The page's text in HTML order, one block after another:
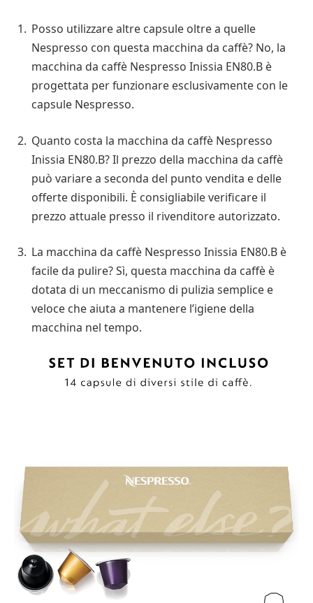
Posso utilizzare altre capsule oltre a quelle
Nespresso con questa macchina da caffè? No, la
macchina da caffè Nespresso Inissia EN80.B è
progettata per funzionare esclusivamente con le
capsule Nespresso.
Quanto costa la macchina da caffè Nespresso
Inissia EN80.B? Il prezzo della macchina da caffè
può variare a seconda del punto vendita e delle
offerte disponibili. È consigliabile verificare il
prezzo attuale presso il rivenditore autorizzato.
La macchina da caffè Nespresso Inissia EN80.B è
facile da pulire? Sì, questa macchina da caffè è
dotata di un meccanismo di pulizia semplice e
veloce che aiuta a mantenere l’igiene della
macchina nel tempo.